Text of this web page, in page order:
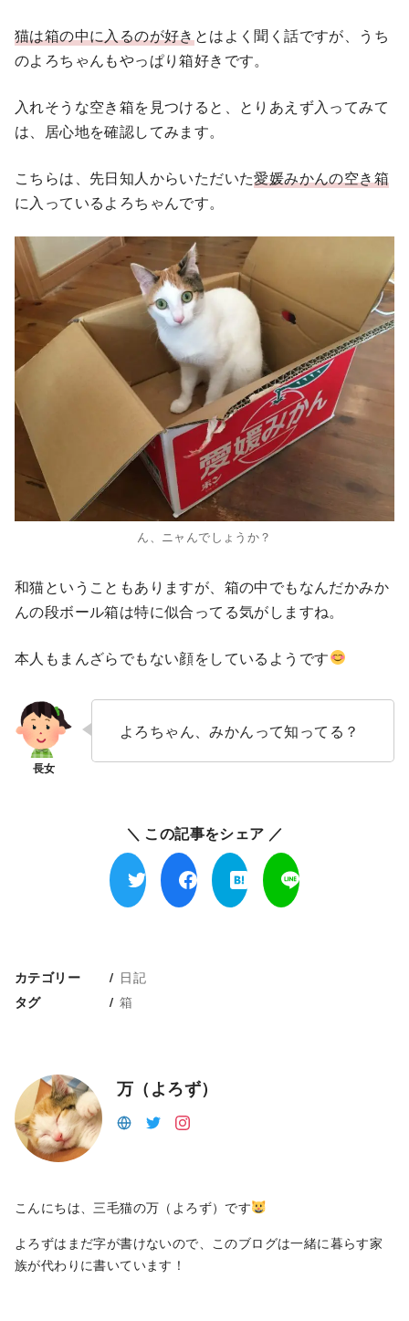
猫は箱の中に入るのが好きとはよく聞く話ですが、うち
のよろちゃんもやっぱり箱好きです。
入れそうな空き箱を見つけると、とりあえず入ってみて
は、居心地を確認してみます。
こちらは、先日知人からいただいた愛媛みかんの空き箱
に入っているよろちゃんです。
ん、ニャんでしょうか？
和猫ということもありますが、箱の中でもなんだかみか
んの段ボール箱は特に似合ってる気がしますね。
本人もまんざらでもない顔をしているようです
よろちゃん、みかんって知ってる？
＼ この記事をシェア ／
カテゴリー 日記
タグ 箱
万（よろず）
こんにちは、三毛猫の万（よろず）です
よろずはまだ字が書けないので、このブログは一緒に暮らす家
族が代わりに書いています！